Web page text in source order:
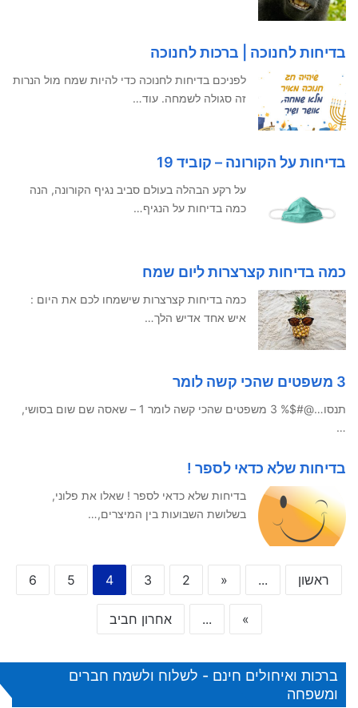
בדיחות לחנוכה | ברכות לחנוכה
לפניכם בדיחות לחנוכה כדי להיות שמח מול הנרות
זה סגולה לשמחה. עוד…
בדיחות על הקורונה – קוביד 19
על רקע הבהלה בעולם סביב נגיף הקורונה, הנה
כמה בדיחות על הנגיף…
כמה בדיחות קצרצרות ליום שמח
כמה בדיחות קצרצרות שישמחו לכם את היום :
איש אחד אדיש הלך…
3 משפטים שהכי קשה לומר
תנסו…@#$% 3 משפטים שהכי קשה לומר 1 – שאסה שם שום בסושי,
…
בדיחות שלא כדאי לספר !
בדיחות שלא כדאי לספר ! שאלו את פלוני,
בשלושת השבועות בין המיצרים,…
ראשון ...
«
2
3
4
5
6
»
... אחרון חביב
ברכות ואיחולים חינם - לשלוח ולשמח חברים
ומשפחה